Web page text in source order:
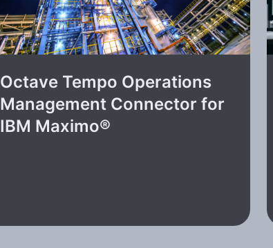
Octave Tempo Operations
Management Connector for
IBM Maximo®